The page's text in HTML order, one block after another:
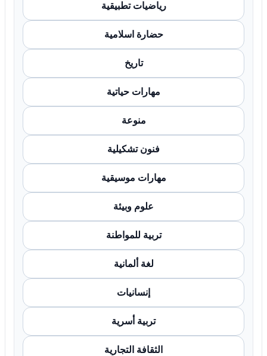
رياضيات تطبيقية
حضارة اسلامية
تاريخ
مهارات حياتية
منوعة
فنون تشكيلية
مهارات موسيقية
علوم وبيئة
تربية للمواطنة
لغة ألمانية
إنسانيات
تربية أسرية
الثقافة التجارية